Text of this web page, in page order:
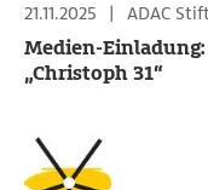
21.11.2025 | ADAC
Medien-
„Christoph 31“